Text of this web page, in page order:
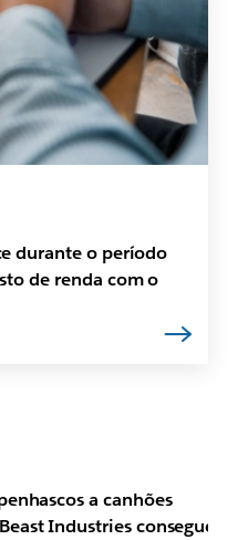
durante o período
de renda com o
a canhões
Industries consegue